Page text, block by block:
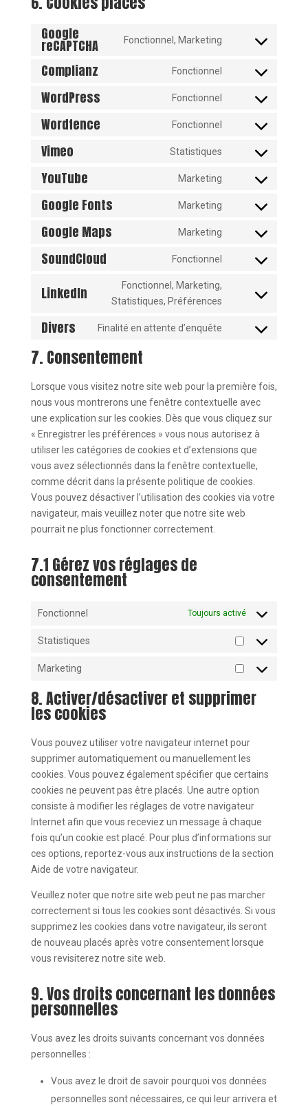
Google
reCAPTCHA Fonctionnel, Marketing
Consent
service
google-
Complianz Fonctionnel
Consent
complianz
WordPress Fonctionnel
Consent
wordpress
Wordfence Fonctionnel
Consent
wordfence
Vimeo Statistiques
Consent
vimeo
YouTube Marketing
Consent
youtube
Google Fonts Marketing
Consent
google-
Google Maps Marketing
Consent
SoundCloud Fonctionnel
Consent
service
LinkedIn
Fonctionnel, Marketing,
Statistiques, Préférences
Consent
service
Divers Finalité en attente d’enquête
Consent
divers
7. Consentement
Lorsque vous visitez notre site web pour la première fois,
nous vous montrerons une fenêtre contextuelle avec
une explication sur les cookies. Dès que vous cliquez sur
« Enregistrer les préférences » vous nous autorisez à
utiliser les catégories de cookies et d’extensions que
vous avez sélectionnés dans la fenêtre contextuelle,
comme décrit dans la présente politique de cookies.
Vous pouvez désactiver l’utilisation des cookies via votre
navigateur, mais veuillez noter que notre site web
pourrait ne plus fonctionner correctement.
7.1 Gérez vos réglages de
consentement
Fonctionnel Toujours activé
Statistiques
Statistiques
Marketing
Marketing
8. Activer/désactiver et supprimer
les cookies
Vous pouvez utiliser votre navigateur internet pour
supprimer automatiquement ou manuellement les
cookies. Vous pouvez également spécifier que certains
cookies ne peuvent pas être placés. Une autre option
consiste à modifier les réglages de votre navigateur
Internet afin que vous receviez un message à chaque
fois qu’un cookie est placé. Pour plus d’informations sur
ces options, reportez-vous aux instructions de la section
Aide de votre navigateur.
Veuillez noter que notre site web peut ne pas marcher
correctement si tous les cookies sont désactivés. Si vous
supprimez les cookies dans votre navigateur, ils seront
de nouveau placés après votre consentement lorsque
vous revisiterez notre site web.
9. Vos droits concernant les données
personnelles
Vous avez les droits suivants concernant vos données
personnelles :
Vous avez le droit de savoir pourquoi vos données
personnelles sont nécessaires, ce qui leur arrivera et